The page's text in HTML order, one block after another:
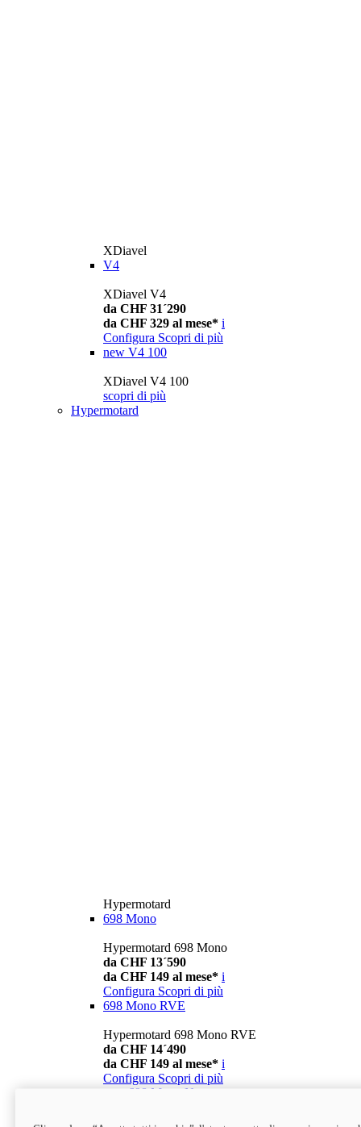
XDiavel
V4
XDiavel V4
da CHF 31´290
da CHF 329 al mese* i
Configura Scopri di più
new V4 100
XDiavel V4 100
scopri di più
Hypermotard
Hypermotard
698 Mono
Hypermotard 698 Mono
da CHF 13´590
da CHF 149 al mese* i
Configura Scopri di più
698 Mono RVE
Hypermotard 698 Mono RVE
da CHF 14´490
da CHF 149 al mese* i
Configura Scopri di più
698 Mono Nera
Hypermotard 698 Mono Nera